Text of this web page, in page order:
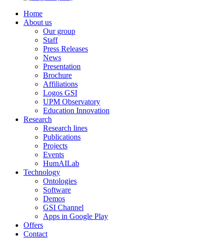
Home
About us
Our group
Staff
Press Releases
News
Presentation
Brochure
Affiliations
Logos GSI
UPM Observatory
Education Innovation
Research
Research lines
Publications
Projects
Events
HumAILab
Technology
Ontologies
Software
Demos
GSI Channel
Apps in Google Play
Offers
Contact